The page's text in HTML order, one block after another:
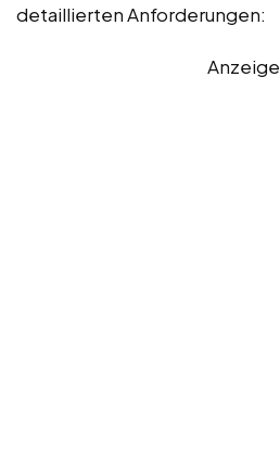
detaillierten Anforderungen:
Anzeige